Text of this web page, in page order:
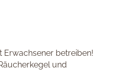
Erwachsener betreiben!
und